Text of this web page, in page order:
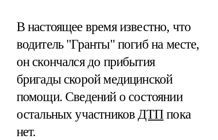
В настоящее время известно, что
водитель "Гранты" погиб на месте,
он скончался до прибытия
бригады скорой медицинской
помощи. Сведений о состоянии
остальных участников ДТП пока
нет.